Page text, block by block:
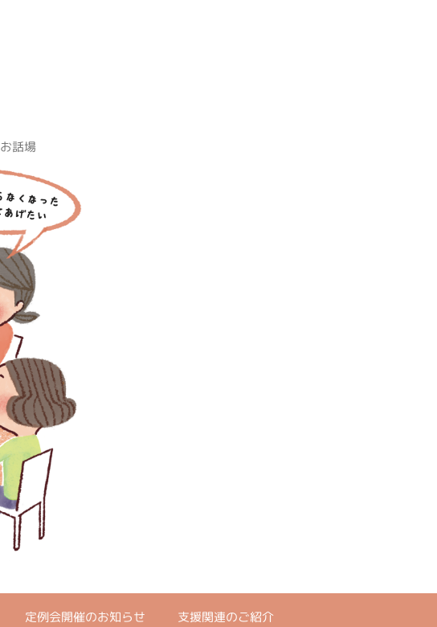
話場
定例会開催のお知らせ 支援関連のご紹介